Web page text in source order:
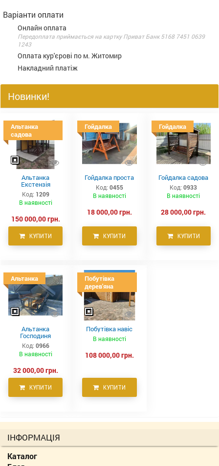
Варіанти оплати
Онлайн оплата
Передоплата приймається на картку Приват Банк 5168 7451 0639
1243
Оплата кур'єрові по м. Житомир
Накладний платіж
Новинки!
Альтанка
садова
Альтанка
Екстензія
Код: 1209
В наявності
150 000,00 грн.
КУПИТИ
Гойдалка
Гойдалка проста
Код: 0455
В наявності
18 000,00 грн.
КУПИТИ
Гойдалка
Гойдалка садова
Код: 0933
В наявності
28 000,00 грн.
КУПИТИ
Альтанка
Альтанка
Господиня
Код: 0966
В наявності
32 000,00 грн.
КУПИТИ
Побутівка
дерев'яна
Побутівка навіс
В наявності
108 000,00 грн.
КУПИТИ
ІНФОРМАЦІЯ
Каталог